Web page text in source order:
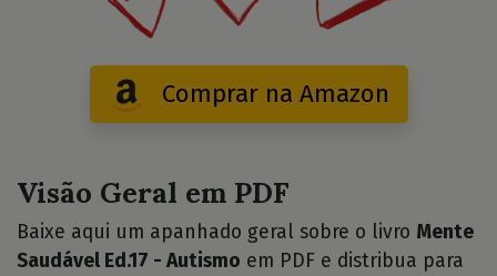
Comprar na Amazon
Visão Geral em PDF
Baixe aqui um apanhado geral sobre o livro Mente
Saudável Ed.17 - Autismo em PDF e distribua para